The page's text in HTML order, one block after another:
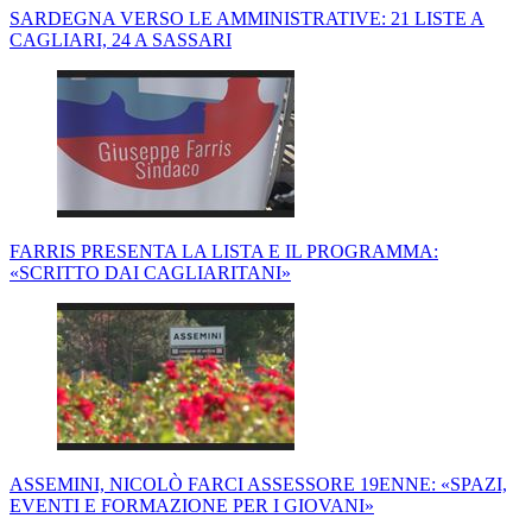
SARDEGNA VERSO LE AMMINISTRATIVE: 21 LISTE A
CAGLIARI, 24 A SASSARI
FARRIS PRESENTA LA LISTA E IL PROGRAMMA:
«SCRITTO DAI CAGLIARITANI»
ASSEMINI, NICOLÒ FARCI ASSESSORE 19ENNE: «SPAZI,
EVENTI E FORMAZIONE PER I GIOVANI»